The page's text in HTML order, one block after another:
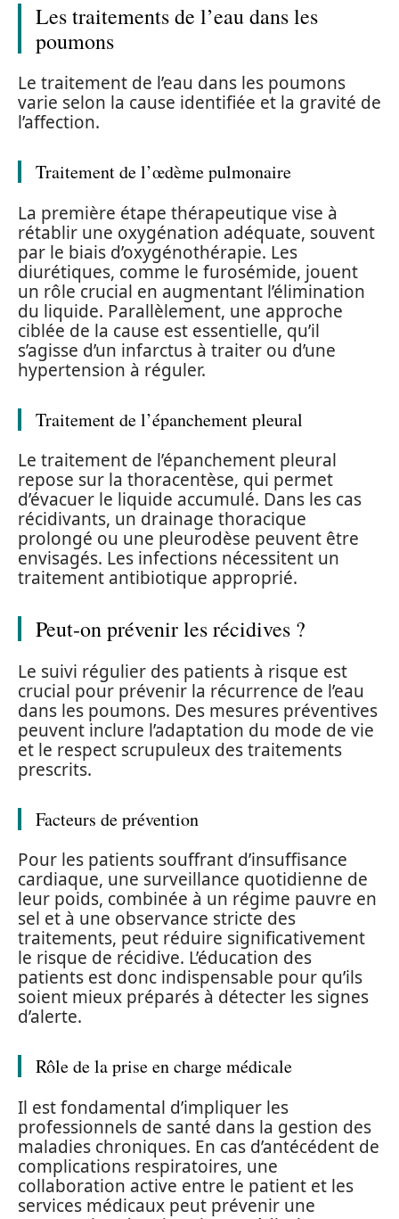
Les traitements de l’eau dans les
poumons
Le traitement de l’eau dans les poumons
varie selon la cause identifiée et la gravité de
l’affection.
Traitement de l’œdème pulmonaire
La première étape thérapeutique vise à
rétablir une oxygénation adéquate, souvent
par le biais d’oxygénothérapie. Les
diurétiques, comme le furosémide, jouent
un rôle crucial en augmentant l’élimination
du liquide. Parallèlement, une approche
ciblée de la cause est essentielle, qu’il
s’agisse d’un infarctus à traiter ou d’une
hypertension à réguler.
Traitement de l’épanchement pleural
Le traitement de l’épanchement pleural
repose sur la thoracentèse, qui permet
d’évacuer le liquide accumulé. Dans les cas
récidivants, un drainage thoracique
prolongé ou une pleurodèse peuvent être
envisagés. Les infections nécessitent un
traitement antibiotique approprié.
Peut-on prévenir les récidives ?
Le suivi régulier des patients à risque est
crucial pour prévenir la récurrence de l’eau
dans les poumons. Des mesures préventives
peuvent inclure l’adaptation du mode de vie
et le respect scrupuleux des traitements
prescrits.
Facteurs de prévention
Pour les patients souffrant d’insuffisance
cardiaque, une surveillance quotidienne de
leur poids, combinée à un régime pauvre en
sel et à une observance stricte des
traitements, peut réduire significativement
le risque de récidive. L’éducation des
patients est donc indispensable pour qu’ils
soient mieux préparés à détecter les signes
d’alerte.
Rôle de la prise en charge médicale
Il est fondamental d’impliquer les
professionnels de santé dans la gestion des
maladies chroniques. En cas d’antécédent de
complications respiratoires, une
collaboration active entre le patient et les
services médicaux peut prévenir une